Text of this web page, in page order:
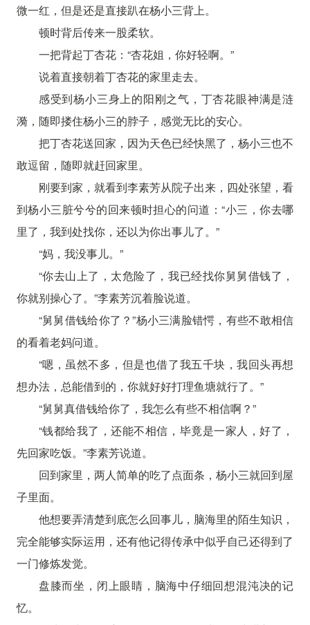
微一红，但是还是直接趴在杨小三背上。
顿时背后传来一股柔软。
一把背起丁杏花：“杏花姐，你好轻啊。”
说着直接朝着丁杏花的家里走去。
感受到杨小三身上的阳刚之气，丁杏花眼神满是涟
漪，随即搂住杨小三的脖子，感觉无比的安心。
把丁杏花送回家，因为天色已经快黑了，杨小三也不
敢逗留，随即就赶回家里。
刚要到家，就看到李素芳从院子出来，四处张望，看
到杨小三脏兮兮的回来顿时担心的问道：“小三，你去哪
里了，我到处找你，还以为你出事儿了。”
“妈，我没事儿。”
“你去山上了，太危险了，我已经找你舅舅借钱了，
你就别操心了。”李素芳沉着脸说道。
“舅舅借钱给你了？”杨小三满脸错愕，有些不敢相信
的看着老妈问道。
“嗯，虽然不多，但是也借了我五千块，我回头再想
想办法，总能借到的，你就好好打理鱼塘就行了。”
“舅舅真借钱给你了，我怎么有些不相信啊？”
“钱都给我了，还能不相信，毕竟是一家人，好了，
先回家吃饭。”李素芳说道。
回到家里，两人简单的吃了点面条，杨小三就回到屋
子里面。
他想要弄清楚到底怎么回事儿，脑海里的陌生知识，
完全能够实际运用，还有他记得传承中似乎自己还得到了
一门修炼发觉。
盘膝而坐，闭上眼睛，脑海中仔细回想混沌决的记
忆。